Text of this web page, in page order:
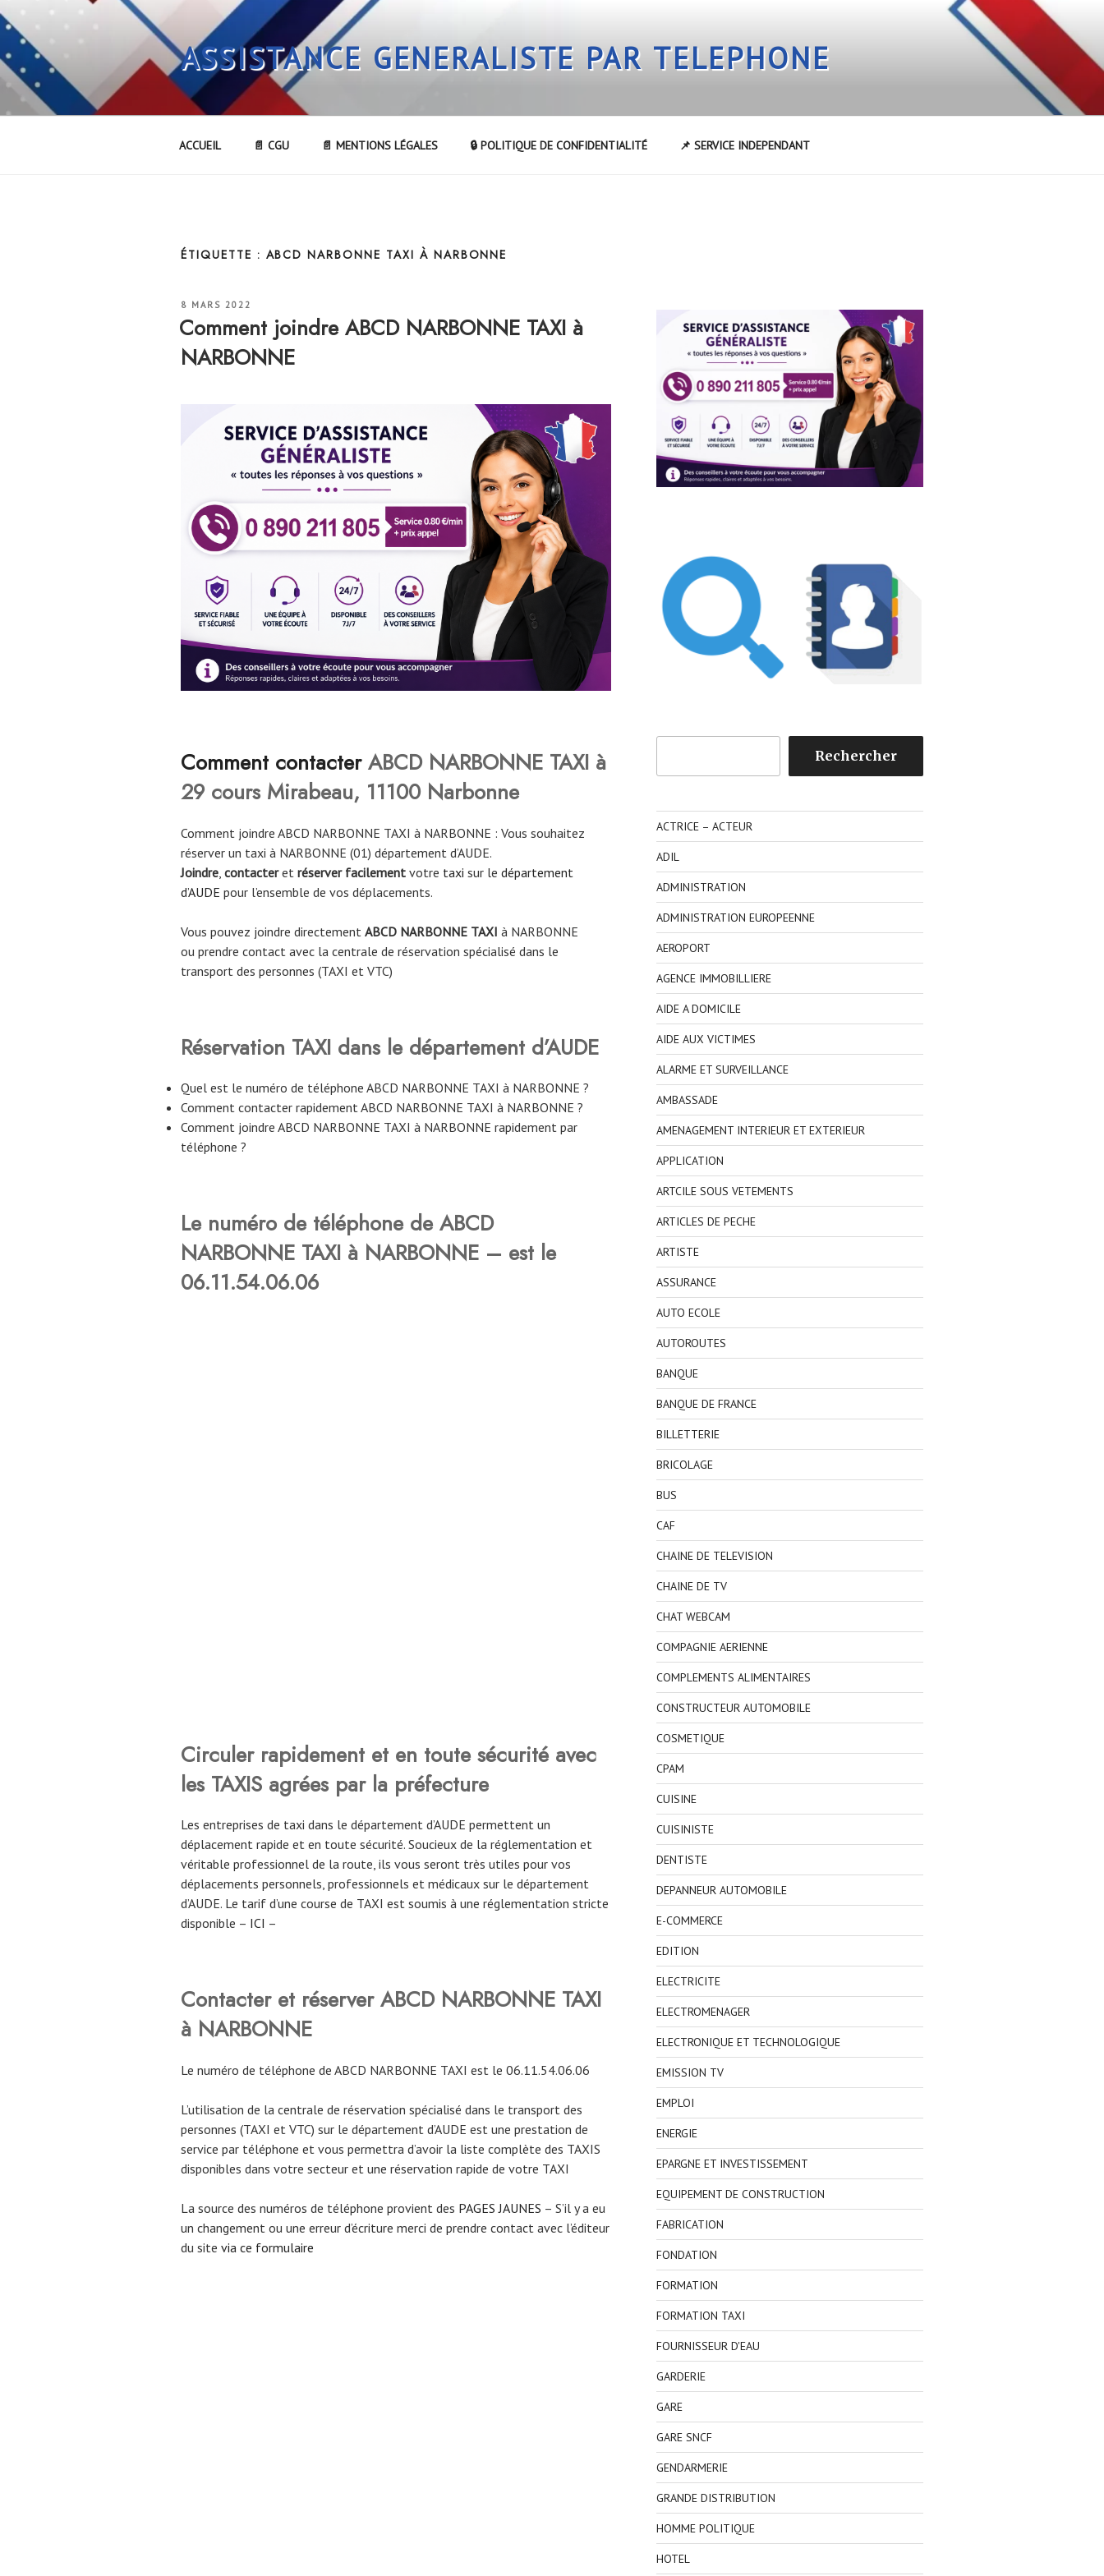
Aller
au
contenu
principal
ASSISTANCE GENERALISTE PAR TELEPHONE
ACCUEIL 📄 CGU 📄 MENTIONS LÉGALES 🔒 POLITIQUE DE CONFIDENTIALITÉ 📌 SERVICE INDEPENDANT
ÉTIQUETTE : ABCD NARBONNE TAXI À NARBONNE
PUBLIÉ
8 MARS 2022
Comment joindre ABCD NARBONNE TAXI à
NARBONNE
Comment contacterABCD NARBONNE TAXI à
29 cours Mirabeau, 11100 Narbonne
Comment joindre ABCD NARBONNE TAXI à NARBONNE : Vous souhaitez
réserver un taxi à NARBONNE (01) département d’AUDE.
Joindre contacteret réserver facilement votre taxi sur le département
d’AUDE pour l’ensemble de vos déplacements.
Vous pouvez joindre directement ABCD NARBONNE TAXI à NARBONNE
ou prendre contact avec la centrale de réservation spécialisé dans le
transport des personnes (TAXI et VTC)
Réservation TAXI dans le département d’AUDE
Quel est le numéro de téléphone ABCD NARBONNE TAXI à NARBONNE ?
Comment contacter rapidement ABCD NARBONNE TAXI à NARBONNE ?
Comment joindre ABCD NARBONNE TAXI à NARBONNE rapidement par
téléphone ?
Le numéro de téléphone de ABCD
NARBONNE TAXI à NARBONNE – est le
06.11.54.06.06
Circuler rapidement et en toute sécurité avec
les TAXIS agrées par la préfecture
Les entreprises de taxi dans le département d’AUDE permettent un
déplacement rapide et en toute sécurité. Soucieux de la réglementation et
véritable professionnel de la route, ils vous seront très utiles pour vos
déplacements personnels, professionnels et médicaux sur le département
d’AUDE. Le tarif d’une course de TAXI est soumis à une réglementation stricte
disponible – ICI –
Contacter et réserver ABCD NARBONNE TAXI
à NARBONNE
Le numéro de téléphone de ABCD NARBONNE TAXI est le 06.11.54.06.06
L’utilisation de la centrale de réservation spécialisé dans le transport des
personnes (TAXI et VTC) sur le département d’AUDE est une prestation de
service par téléphone et vous permettra d’avoir la liste complète des TAXIS
disponibles dans votre secteur et une réservation rapide de votre TAXI
La source des numéros de téléphone provient des PAGES JAUNES – S’il y a eu
un changement ou une erreur d’écriture merci de prendre contact avec l’éditeur
du site via ce formulaire
Rechercher
ACTRICE – ACTEUR
ADIL
ADMINISTRATION
ADMINISTRATION EUROPEENNE
AEROPORT
AGENCE IMMOBILLIERE
AIDE A DOMICILE
AIDE AUX VICTIMES
ALARME ET SURVEILLANCE
AMBASSADE
AMENAGEMENT INTERIEUR ET EXTERIEUR
APPLICATION
ARTCILE SOUS VETEMENTS
ARTICLES DE PECHE
ARTISTE
ASSURANCE
AUTO ECOLE
AUTOROUTES
BANQUE
BANQUE DE FRANCE
BILLETTERIE
BRICOLAGE
BUS
CAF
CHAINE DE TELEVISION
CHAINE DE TV
CHAT WEBCAM
COMPAGNIE AERIENNE
COMPLEMENTS ALIMENTAIRES
CONSTRUCTEUR AUTOMOBILE
COSMETIQUE
CPAM
CUISINE
CUISINISTE
DENTISTE
DEPANNEUR AUTOMOBILE
E-COMMERCE
EDITION
ELECTRICITE
ELECTROMENAGER
ELECTRONIQUE ET TECHNOLOGIQUE
EMISSION TV
EMPLOI
ENERGIE
EPARGNE ET INVESTISSEMENT
EQUIPEMENT DE CONSTRUCTION
FABRICATION
FONDATION
FORMATION
FORMATION TAXI
FOURNISSEUR D'EAU
GARDERIE
GARE
GARE SNCF
GENDARMERIE
GRANDE DISTRIBUTION
HOMME POLITIQUE
HOTEL